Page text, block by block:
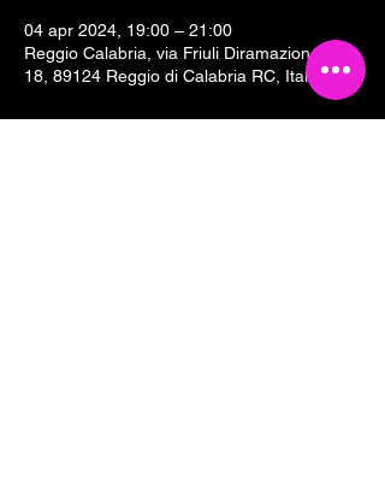
04 apr 2024, 19:00 – 21:00
Reggio Calabria, via Friuli Diramazione II,
18, 89124 Reggio di Calabria RC, Italia